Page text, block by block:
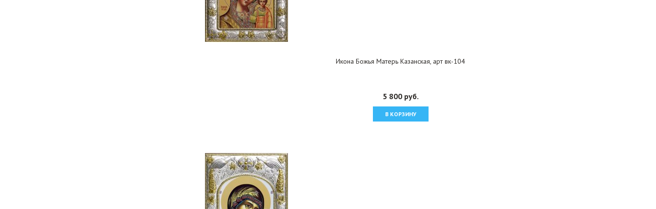
Икона Божья Матерь Казанская, арт вк-104
5 800 руб.
В КОРЗИНУ